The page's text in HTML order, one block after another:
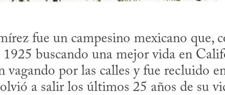
fue un campesino mexicano que,
buscando una mejor vida en
vagando por las calles y fue recluido
a salir los últimos 25 años de su